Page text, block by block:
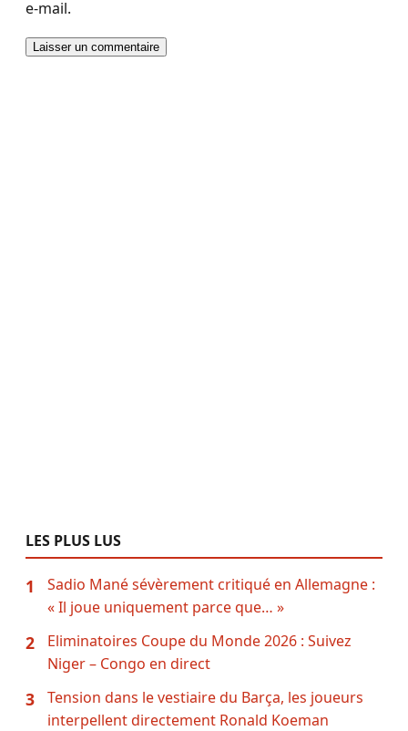
e-mail.
LES PLUS LUS
1
Sadio Mané sévèrement critiqué en Allemagne :
« Il joue uniquement parce que… »
2
Eliminatoires Coupe du Monde 2026 : Suivez
Niger – Congo en direct
3
Tension dans le vestiaire du Barça, les joueurs
interpellent directement Ronald Koeman